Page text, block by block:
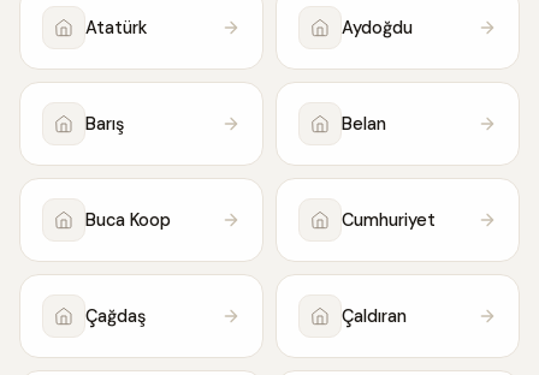
Atatürk Aydoğdu
Barış Belan
Buca Koop Cumhuriyet
Çağdaş Çaldıran